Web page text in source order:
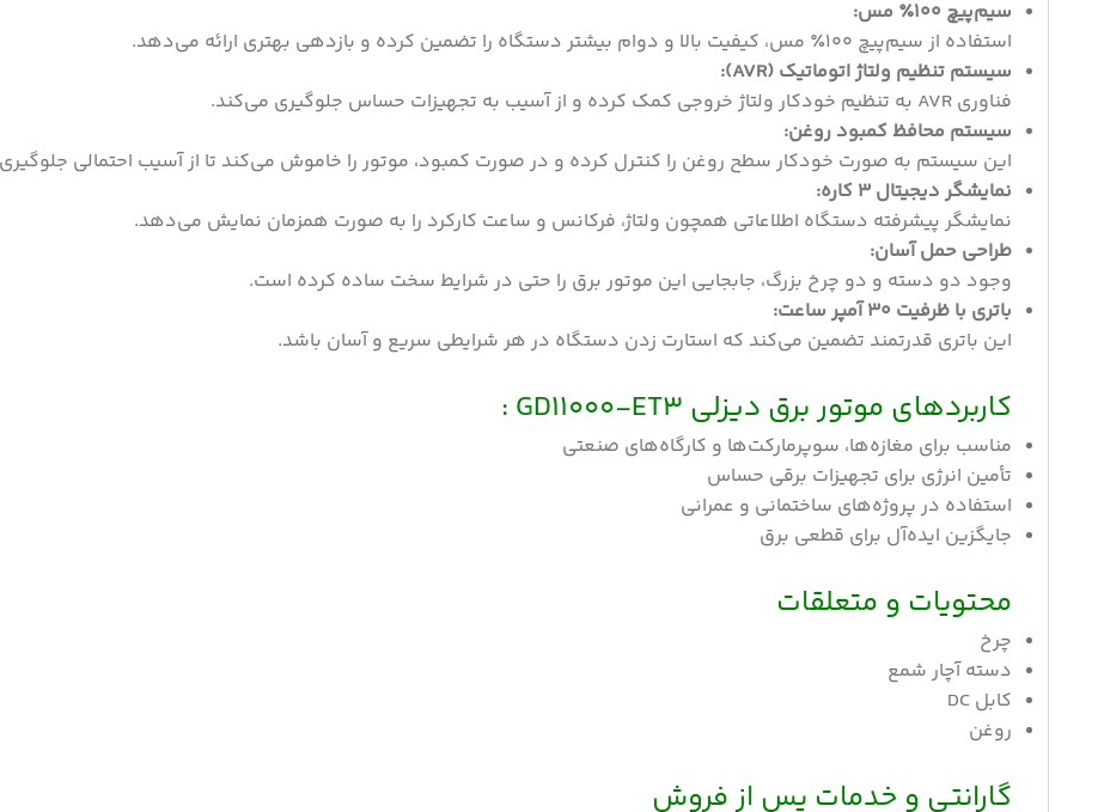
سیم‌پیچ 100٪ مس:
استفاده از سیم‌پیچ 100٪ مس، کیفیت بالا و دوام بیشتر دستگاه را تضمین کرده و بازدهی بهتری ارائه می‌دهد.
سیستم تنظیم ولتاژ اتوماتیک (AVR):
فناوری AVR به تنظیم خودکار ولتاژ خروجی کمک کرده و از آسیب به تجهیزات حساس جلوگیری می‌کند.
سیستم محافظ کمبود روغن:
این سیستم به صورت خودکار سطح روغن را کنترل کرده و در صورت کمبود، موتور را خاموش می‌کند تا از آسیب احتمالی
نمایشگر دیجیتال 3 کاره:
نمایشگر پیشرفته دستگاه اطلاعاتی همچون ولتاژ، فرکانس و ساعت کارکرد را به صورت همزمان نمایش می‌دهد.
طراحی حمل آسان:
وجود دو دسته و دو چرخ بزرگ، جابجایی این موتور برق را حتی در شرایط سخت ساده کرده است.
باتری با ظرفیت 30 آمپر ساعت:
این باتری قدرتمند تضمین می‌کند که استارت زدن دستگاه در هر شرایطی سریع و آسان باشد.
کاربردهای موتور برق دیزلی GD11000-ET3 :
مناسب برای مغازه‌ها، سوپرمارکت‌ها و کارگاه‌های صنعتی
تأمین انرژی برای تجهیزات برقی حساس
استفاده در پروژه‌های ساختمانی و عمرانی
جایگزین ایده‌آل برای قطعی برق
محتویات و متعلقات
چرخ
دسته آچار شمع
کابل DC
روغن
گارانتی و خدمات پس از فروش